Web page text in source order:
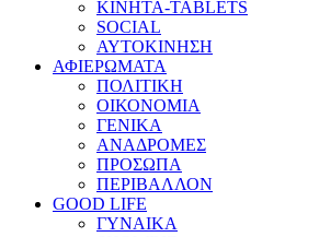
ΚΙΝΗΤΑ-TABLETS
SOCIAL
ΑΥΤΟΚΙΝΗΣΗ
ΑΦΙΕΡΩΜΑΤΑ
ΠΟΛΙΤΙΚΗ
ΟΙΚΟΝΟΜΙΑ
ΓΕΝΙΚΑ
ΑΝΑΔΡΟΜΕΣ
ΠΡΟΣΩΠΑ
ΠΕΡΙΒΑΛΛΟΝ
GOOD LIFE
ΓΥΝΑΙΚΑ